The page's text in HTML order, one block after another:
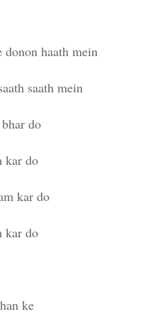
donon haath mein
saath mein
do
kar do
kar do
kar do
ke